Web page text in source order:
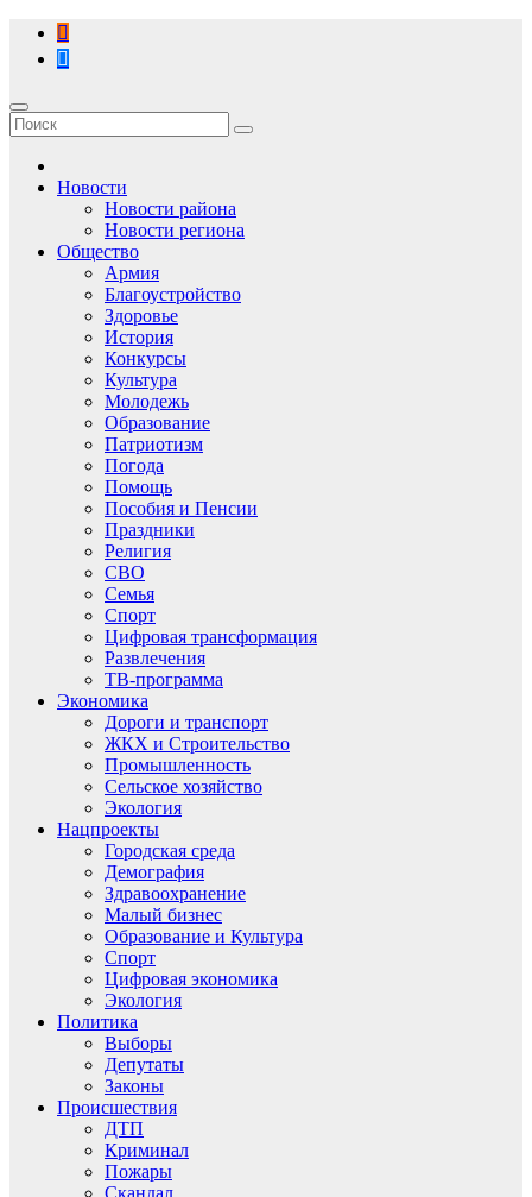
Перейти
содержимому
Новости
Новости района
Новости региона
Общество
Армия
Благоустройство
Здоровье
История
Конкурсы
Культура
Молодежь
Образование
Патриотизм
Погода
Помощь
Пособия и Пенсии
Праздники
Религия
СВО
Семья
Спорт
Цифровая трансформация
Развлечения
ТВ-программа
Экономика
Дороги и транспорт
ЖКХ и Строительство
Промышленность
Сельское хозяйство
Экология
Нацпроекты
Городская среда
Демография
Здравоохранение
Малый бизнес
Образование и Культура
Спорт
Цифровая экономика
Экология
Политика
Выборы
Депутаты
Законы
Происшествия
ДТП
Криминал
Пожары
Скандал